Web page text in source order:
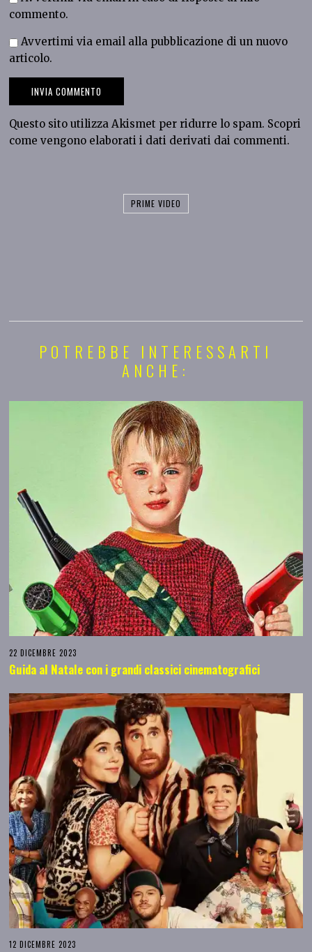
commento.
Avvertimi via email alla pubblicazione di un nuovo
articolo.
Questo sito utilizza Akismet per ridurre lo spam. Scopri
come vengono elaborati i dati derivati dai commenti.
PRIME VIDEO
POTREBBE INTERESSARTI
ANCHE:
22 DICEMBRE 2023
Guida al Natale con i grandi classici cinematografici
12 DICEMBRE 2023